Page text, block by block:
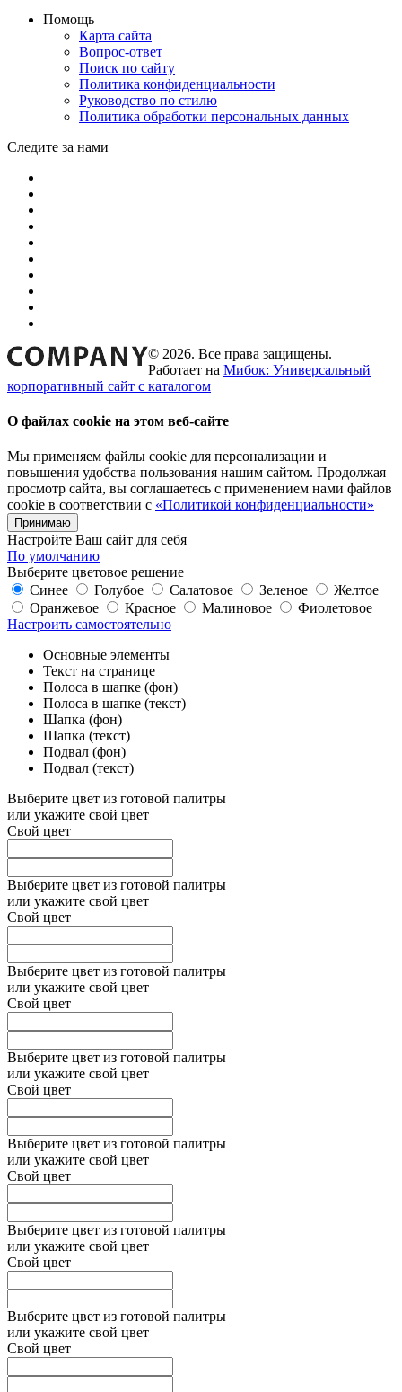
Помощь
Карта сайта
Вопрос-ответ
Поиск по сайту
Политика конфиденциальности
Руководство по стилю
Политика обработки персональных данных
Следите за нами
© 2026. Все права защищены.
Работает на Мибок: Универсальный
корпоративный сайт с каталогом
О файлах cookie на этом веб-сайте
Мы применяем файлы cookie для персонализации и
повышения удобства пользования нашим сайтом. Продолжая
просмотр сайта, вы соглашаетесь с применением нами файлов
cookie в соответствии с «Политикой конфиденциальности»
Принимаю
Настройте Ваш сайт для себя
По умолчанию
Выберите цветовое решение
Синее
Голубое Салатовое Зеленое
Желтое
Оранжевое
Красное Малиновое
Фиолетовое
Настроить самостоятельно
Основные элементы
Текст на странице
Полоса в шапке (фон)
Полоса в шапке (текст)
Шапка (фон)
Шапка (текст)
Подвал (фон)
Подвал (текст)
Выберите цвет из готовой палитры
или укажите свой цвет
Свой цвет
Выберите цвет из готовой палитры
или укажите свой цвет
Свой цвет
Выберите цвет из готовой палитры
или укажите свой цвет
Свой цвет
Выберите цвет из готовой палитры
или укажите свой цвет
Свой цвет
Выберите цвет из готовой палитры
или укажите свой цвет
Свой цвет
Выберите цвет из готовой палитры
или укажите свой цвет
Свой цвет
Выберите цвет из готовой палитры
или укажите свой цвет
Свой цвет